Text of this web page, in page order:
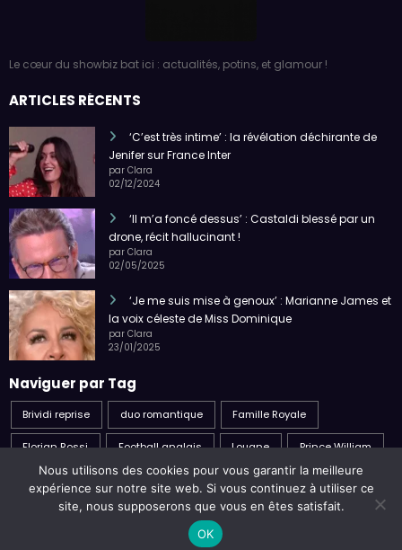
ARTICLES RÉCENTS
‘C’est très intime’ : la révélation déchirante de
par Clara
‘Il m’a foncé dessus’ : Castaldi blessé par un
par Clara
02/05/2025
‘Je me suis mise à genoux’ : Marianne James et
par Clara
23/01/2025
Naviguer par Tag
Brividi reprise duo romantique
Florian Rossi Football anglais Louane Prince William
Sven-Göran Eriksson
Politique de confidentialité C.G.U
Nous utilisons des cookies pour vous garantir la meilleure
expérience sur notre site web. Si vous continuez à utiliser ce
site, nous supposerons que vous en êtes satisfait.
OK